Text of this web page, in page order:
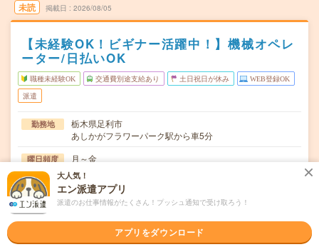
未読 掲載日 2026/08/05
【未経験OK！ビギナー活躍中！】機械オペレ
ーター/日払いOK
職種未経験OK 交通費別途支給あり 土日祝日が休み WEB登録OK
派遣
勤務地
栃木県足利市
あしかがフラワーパーク駅から車5分
曜日頻度 月～金
時間 17:00～02:0019:00～04:0020:00～05:00
期間 長期でお仕事できる方、大歓迎！
時給1200円
大人気！
エン派遣アプリ
派遣のお仕事情報がたくさん！プッシュ通知で受け取ろう！
アプリをダウンロード